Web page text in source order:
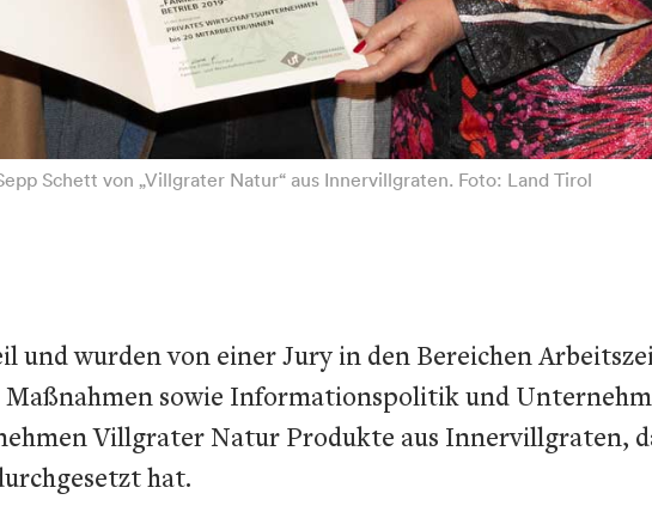
Schett von „Villgrater Natur“ aus Innervillgraten. Foto: Land Tirol
und wurden von einer Jury in den Bereichen
sowie Informationspolitik und
Villgrater Natur Produkte aus Innervillgraten,
hat.